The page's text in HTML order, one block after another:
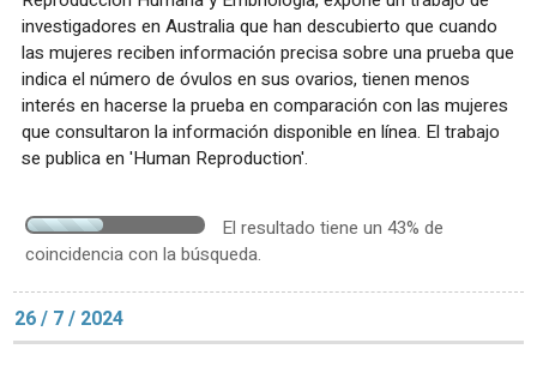
investigadores en Australia que han descubierto que cuando
las mujeres reciben información precisa sobre una prueba que
indica el número de óvulos en sus ovarios, tienen menos
interés en hacerse la prueba en comparación con las mujeres
que consultaron la información disponible en línea. El trabajo
se publica en 'Human Reproduction'.
El resultado tiene un 43% de
coincidencia con la búsqueda.
26 / 7 / 2024